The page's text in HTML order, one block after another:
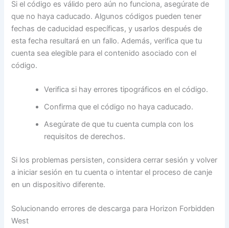
Si el código es válido pero aún no funciona, asegúrate de
que no haya caducado. Algunos códigos pueden tener
fechas de caducidad específicas, y usarlos después de
esta fecha resultará en un fallo. Además, verifica que tu
cuenta sea elegible para el contenido asociado con el
código.
Verifica si hay errores tipográficos en el código.
Confirma que el código no haya caducado.
Asegúrate de que tu cuenta cumpla con los
requisitos de derechos.
Si los problemas persisten, considera cerrar sesión y volver
a iniciar sesión en tu cuenta o intentar el proceso de canje
en un dispositivo diferente.
Solucionando errores de descarga para Horizon Forbidden
West